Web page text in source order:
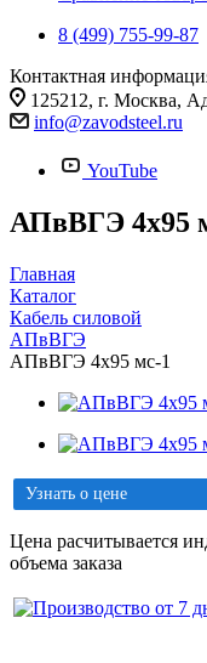
8 (499) 755-99-87
Контактная
125212, г. Москва,
info@zavodsteel.ru
YouTube
АПвВГЭ 4х95
Главная
Каталог
Кабель силовой
АПвВГЭ
АПвВГЭ 4х95 мс-1
Узнать о цене
Цена расчитывается
объема заказа